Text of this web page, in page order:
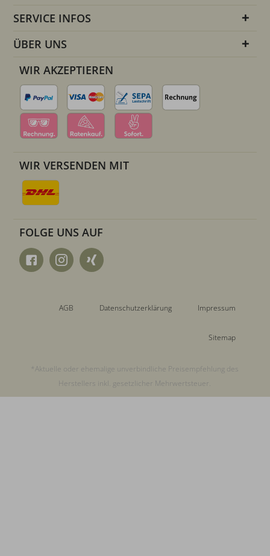
SERVICE INFOS
ÜBER UNS
WIR AKZEPTIEREN
WIR VERSENDEN MIT
FOLGE UNS AUF
AGB Datenschutzerklärung Impressum
Sitemap
*Aktuelle oder ehemalige unverbindliche Preisempfehlung des
Herstellers inkl. gesetzlicher Mehrwertsteuer.